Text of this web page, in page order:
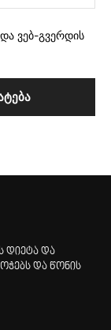
ვებ-გვერდის
დიეტა და
და წონის